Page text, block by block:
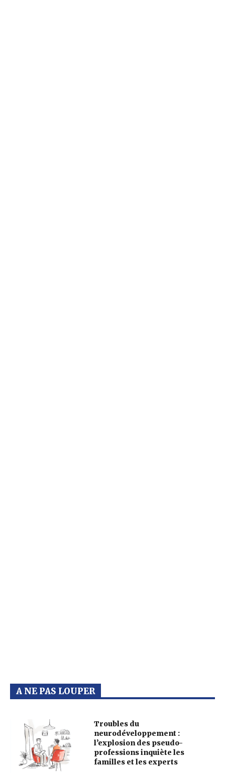
A NE PAS LOUPER
Troubles du
neurodéveloppement :
l’explosion des pseudo-
professions inquiète les
familles et les experts